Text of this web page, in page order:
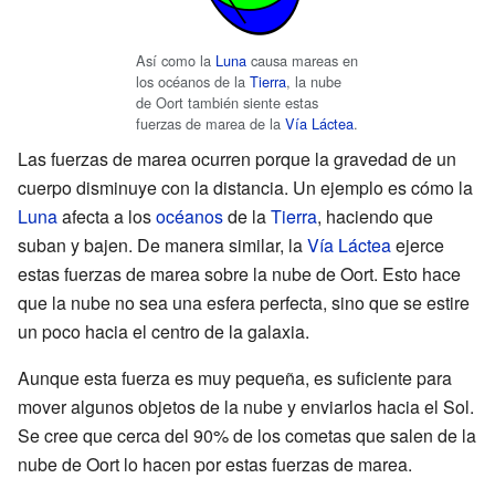
Así como la Luna causa mareas en
los océanos de la Tierra, la nube
de Oort también siente estas
fuerzas de marea de la Vía Láctea.
Las fuerzas de marea ocurren porque la gravedad de un
cuerpo disminuye con la distancia. Un ejemplo es cómo la
Lunaafecta a losocéanosde laTierra, haciendo que
suban y bajen. De manera similar, laVía Lácteaejerce
estas fuerzas de marea sobre la nube de Oort. Esto hace
que la nube no sea una esfera perfecta, sino que se estire
un poco hacia el centro de la galaxia.
Aunque esta fuerza es muy pequeña, es suficiente para
mover algunos objetos de la nube y enviarlos hacia el Sol.
Se cree que cerca del 90% de los cometas que salen de la
nube de Oort lo hacen por estas fuerzas de marea.